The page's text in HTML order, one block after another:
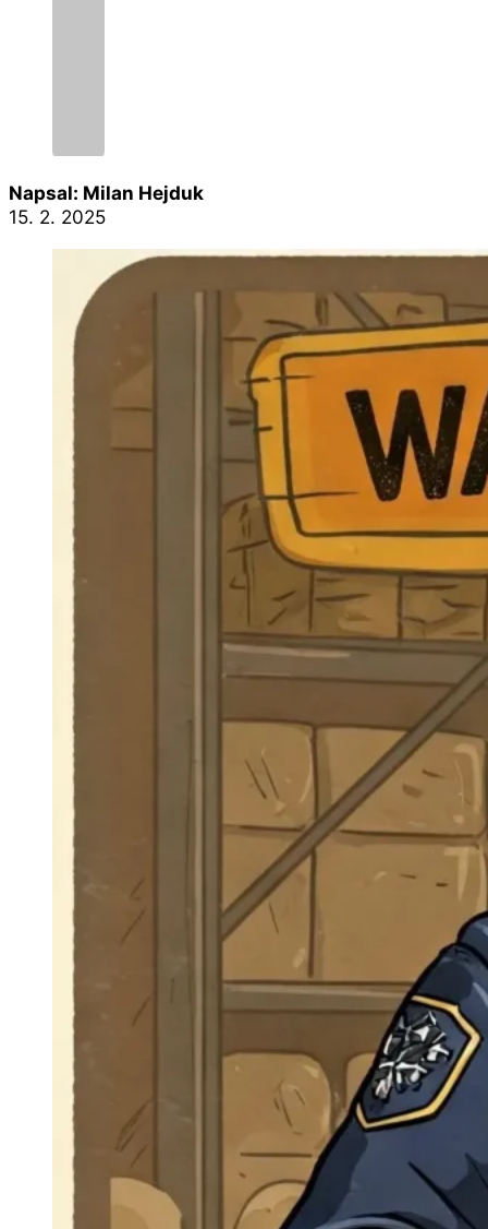
Napsal: Milan Hejduk
15. 2. 2025